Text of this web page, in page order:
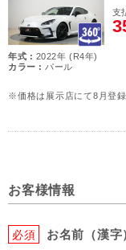
支
年式 : 2022年 (R4年)
カラー : パール
※価格は展示店にて8月登
お客様情報
必須 お名前（漢字